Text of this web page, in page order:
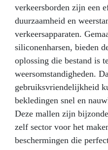
verkeersborden zijn een
duurzaamheid en
verkeersapparaten.
siliconenharsen, bieden
oplossing die bestand is
weersomstandigheden.
gebruiksvriendelijkheid
bekledingen snel en
Deze mallen zijn
zelf sector voor het
beschermingen die